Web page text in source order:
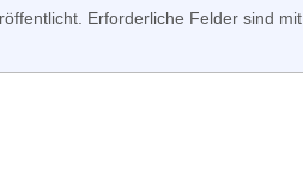
Erforderliche Felder sind mit